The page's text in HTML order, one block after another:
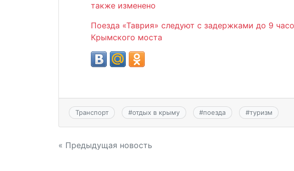
также изменено
Поезда «Таврия» следуют с задержками до 9
Крымского моста
Транспорт #отдых в крыму #поезда #туризм
Навигация
« Предыдущая новость